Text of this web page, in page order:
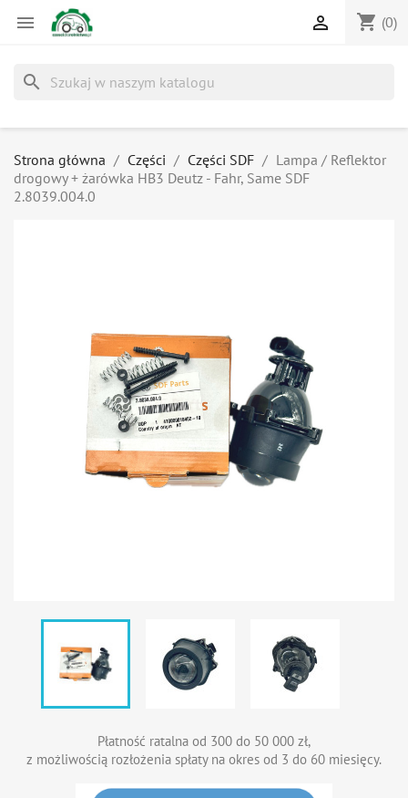
 shopping_cart (0)

search
Strona główna Części Części SDF
Lampa / Reflektor
drogowy + żarówka HB3 Deutz - Fahr, Same SDF
2.8039.004.0
Płatność ratalna od 300 do 50 000 zł,
z możliwością rozłożenia spłaty na okres od 3 do 60 miesięcy.